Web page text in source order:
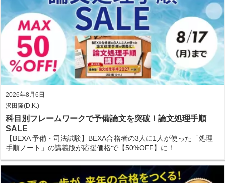
2026年8月6日
沢田隆(D.K.)
科目別フレームワークで予備論文を突破！論文処理手順
SALE
【BEXA 予備・司法試験】BEXA合格者の3人に1人が使った「処理
手順ノート」の講義版が応援価格で【50%OFF】に！